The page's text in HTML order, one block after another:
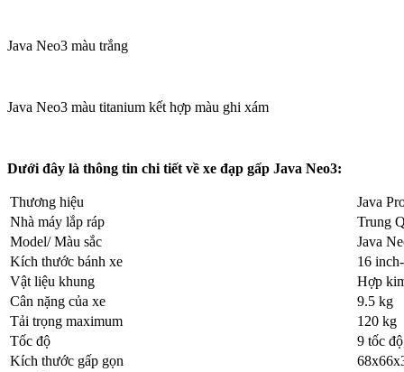
Java Neo3 màu trắng
Java Neo3 màu titanium kết hợp màu ghi xám
Dưới đây là thông tin chi tiết về xe đạp gấp Java Neo3:
Thương hiệu
Java
Nhà máy lắp ráp
Trung
Model/ Màu sắc
Java
Kích thước bánh xe
16
Vật liệu khung
Hợp
Cân nặng của xe
9.5 kg
Tải trọng maximum
120 kg
Tốc độ
9 tốc
Kích thước gấp gọn